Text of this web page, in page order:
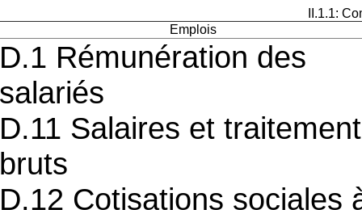
II.1.1:
Emplois
D.1 Rémunération des
salariés
D.11 Salaires et
bruts
D.12 Cotisations sociales